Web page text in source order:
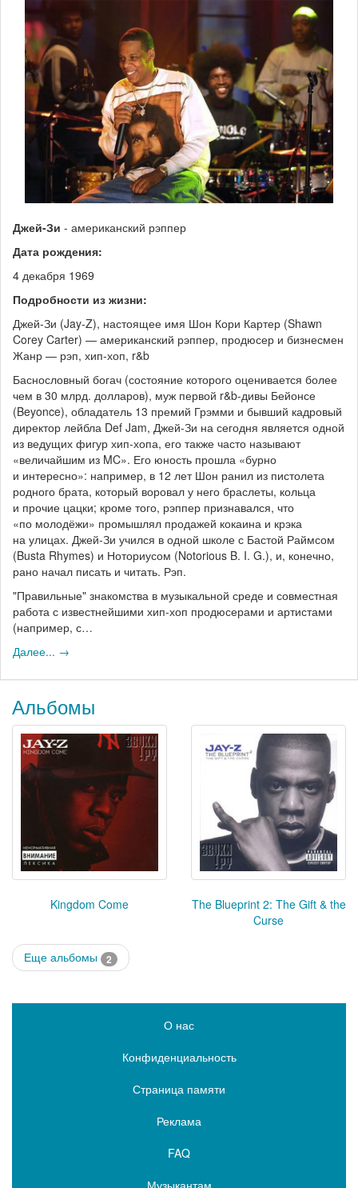
Джей-Зи - американский рэппер
Дата рождения:
4 декабря 1969
Подробности из жизни:
Джей-Зи (Jay-Z), настоящее имя Шон Кори Картер (Shawn
Corey Carter) — американский рэппер, продюсер и бизнесмен
Жанр — рэп, хип-хоп, r&b
Баснословный богач (состояние которого оценивается более
чем в 30 млрд. долларов), муж первой r&b-дивы Бейонсе
(Beyonce), обладатель 13 премий Грэмми и бывший кадровый
директор лейбла Def Jam, Джей-Зи на сегодня является одной
из ведущих фигур хип-хопа, его также часто называют
«величайшим из MC». Его юность прошла «бурно
и интересно»: например, в 12 лет Шон ранил из пистолета
родного брата, который воровал у него браслеты, кольца
и прочие цацки; кроме того, рэппер признавался, что
«по молодёжи» промышлял продажей кокаина и крэка
на улицах. Джей-Зи учился в одной школе с Бастой Раймсом
(Busta Rhymes) и Ноториусом (Notorious B. I. G.), и, конечно,
рано начал писать и читать. Рэп.
"Правильные" знакомства в музыкальной среде и совместная
работа с известнейшими хип-хоп продюсерами и артистами
(например, с…
Далее... →
Альбомы
Kingdom Come
The Blueprint 2: The Gift & the
Curse
Еще альбомы 2
О нас
Конфиденциальность
Страница памяти
Реклама
FAQ